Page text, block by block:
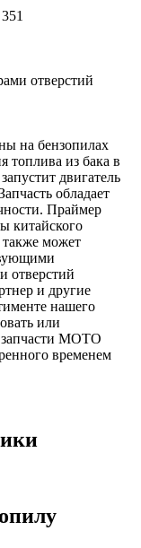
отверстий
на бензопилах
топлива из бака в
двигатель
обладает
Праймер
китайского
также может
отверстий
и другие
нашего
или
запчасти МОТО
временем